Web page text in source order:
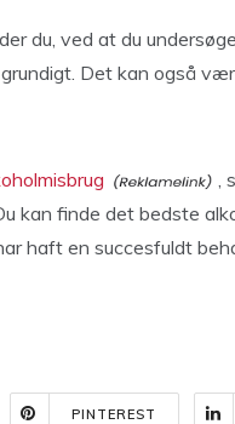
du, ved at du
Det kan også
,
kan finde det bedste
haft en succesfuldt
PINTEREST